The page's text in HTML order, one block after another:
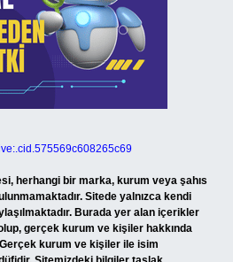
herhangi bir marka, kurum veya şahıs
Sitede yalnızca kendi
Burada yer alan içerikler
gerçek kurum ve kişiler hakkında
Gerçek kurum ve kişiler ile isim